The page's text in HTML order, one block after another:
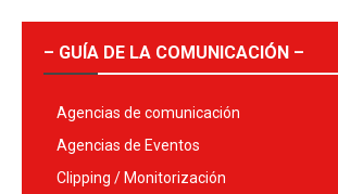
– GUÍA DE LA COMUNICACIÓN –
Agencias de comunicación
Agencias de Eventos
Clipping / Monitorización